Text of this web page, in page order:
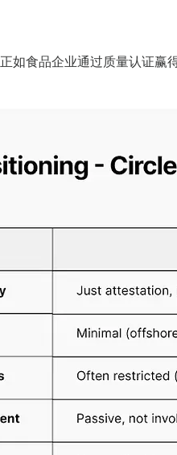
正如食品企业通过质量认证赢